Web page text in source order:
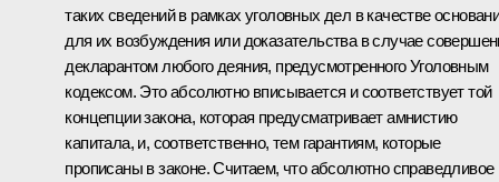
таких сведений в рамках уголовных дел в качестве
для их возбуждения или доказательства в случае
декларантом любого деяния, предусмотренного Уголовным
кодексом. Это абсолютно вписывается и соответствует той
концепции закона, которая предусматривает амнистию
капитала, и, соответственно, тем гарантиям, которые
прописаны в законе. Считаем, что абсолютно справедливое